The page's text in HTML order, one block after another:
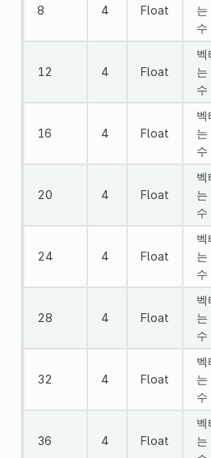
8 4 Float
는
수
12 4 Float
벡
는
수
16 4 Float
벡
는
수
20 4 Float
벡
는
수
24 4 Float
벡
는
수
28 4 Float
벡
는
수
32 4 Float
벡
는
수
36 4 Float
벡
는